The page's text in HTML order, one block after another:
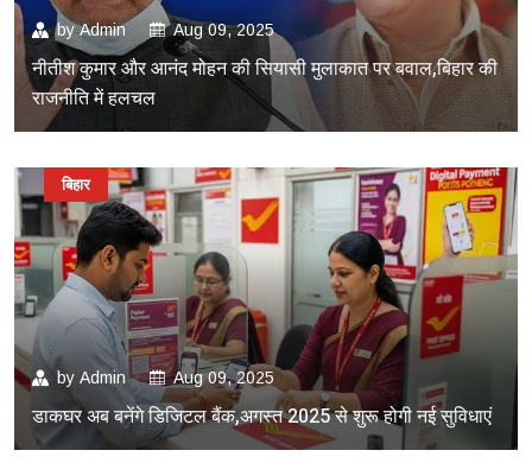
byAdmin Aug 09, 2025
नीतीश कुमार और आनंद मोहन की सियासी मुलाकात पर बवाल,बिहार की
राजनीति में हलचल
by Admin Aug 09, 2025
डाकघर अब बनेंगे डिजिटल बैंक,अगस्त 2025 से शुरू होगी नई सुविधाएं
बिहार